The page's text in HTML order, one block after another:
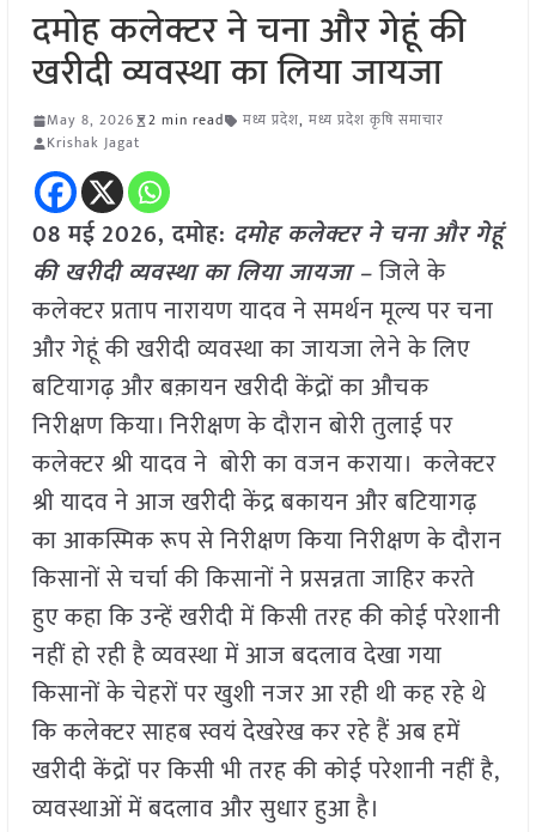
दमोह कलेक्टर ने चना और गेहूं की
खरीदी व्यवस्था का लिया जायजा
May 8, 2026 2 min read मध्य प्रदेश, मध्य प्रदेश कृषि समाचार
Krishak Jagat
08 मई2026,दमोह: दमोह कलेक्टर ने चना और गेहूं
की खरीदी व्यवस्था का लिया जायजा –जिले के
कलेक्टर प्रताप नारायण यादव ने समर्थन मूल्य पर चना
और गेहूं की खरीदी व्यवस्था का जायजा लेने के लिए
बटियागढ़ और बक़ायन खरीदी केंद्रों का औचक
निरीक्षण किया। निरीक्षण के दौरान बोरी तुलाई पर
कलेक्टर श्री यादव ने बोरी का वजन कराया। कलेक्टर
श्री यादव ने आज खरीदी केंद्र बकायन और बटियागढ़
का आकस्मिक रूप से निरीक्षण किया निरीक्षण के दौरान
किसानों से चर्चा की किसानों ने प्रसन्नता जाहिर करते
हुए कहा कि उन्हें खरीदी में किसी तरह की कोई परेशानी
नहीं हो रही है व्यवस्था में आज बदलाव देखा गया
किसानों के चेहरों पर खुशी नजर आ रही थी कह रहे थे
कि कलेक्टर साहब स्वयं देखरेख कर रहे हैं अब हमें
खरीदी केंद्रों पर किसी भी तरह की कोई परेशानी नहीं है,
व्यवस्थाओं में बदलाव और सुधार हुआ है।